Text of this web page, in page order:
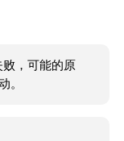
，可能的原
。